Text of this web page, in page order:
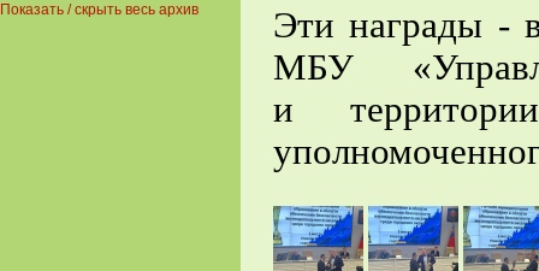
Эти награды -
МБУ
и
Показать / скрыть весь архив